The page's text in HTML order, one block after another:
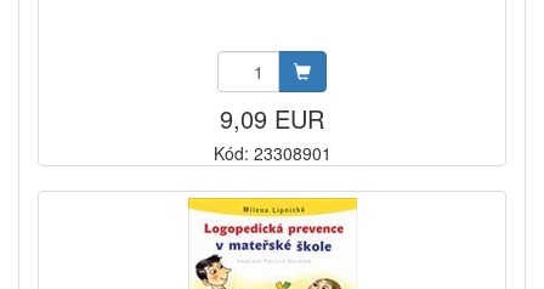
9,09 EUR
Kód: 23308901